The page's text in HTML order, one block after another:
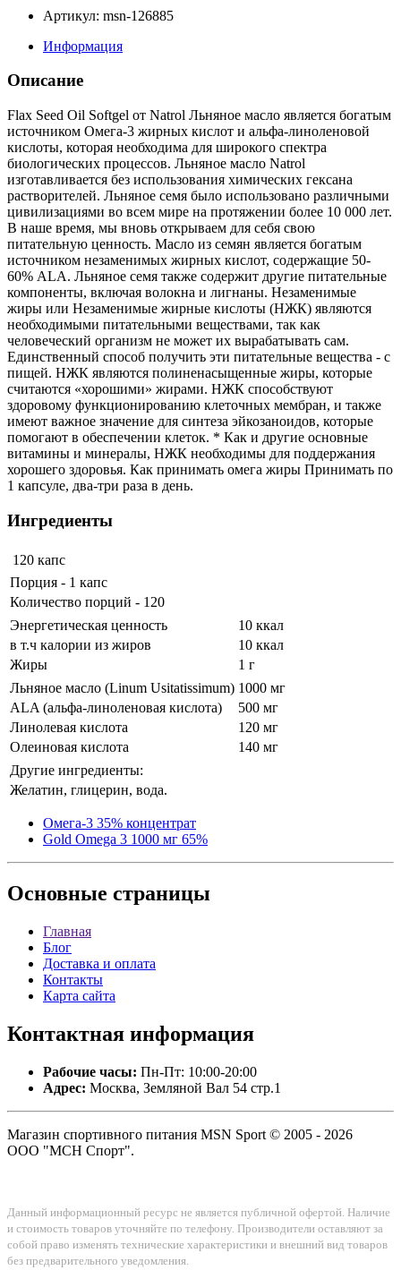
Артикул: msn-126885
Информация
Описание
Flax Seed Oil Softgel от Natrol Льняное масло является богатым
источником Омега-3 жирных кислот и альфа-линоленовой
кислоты, которая необходима для широкого спектра
биологических процессов. Льняное масло Natrol
изготавливается без использования химических гексана
растворителей. Льняное семя было использовано различными
цивилизациями во всем мире на протяжении более 10 000 лет.
В наше время, мы вновь открываем для себя свою
питательную ценность. Масло из семян является богатым
источником незаменимых жирных кислот, содержащие 50-
60% ALA. Льняное семя также содержит другие питательные
компоненты, включая волокна и лигнаны. Незаменимые
жиры или Незаменимые жирные кислоты (НЖК) являются
необходимыми питательными веществами, так как
человеческий организм не может их вырабатывать сам.
Единственный способ получить эти питательные вещества - с
пищей. НЖК являются полиненасыщенные жиры, которые
считаются «хорошими» жирами. НЖК способствуют
здоровому функционированию клеточных мембран, и также
имеют важное значение для синтеза эйкозаноидов, которые
помогают в обеспечении клеток. * Как и другие основные
витамины и минералы, НЖК необходимы для поддержания
хорошего здоровья. Как принимать омега жиры Принимать по
1 капсуле, два-три раза в день.
Ингредиенты
120 капс
Порция - 1 капс
Количество порций - 120
Энергетическая ценность
10 ккал
в т.ч калории из жиров
10 ккал
Жиры
1 г
Льняное масло (Linum Usitatissimum) 1000 мг
ALA (альфа-линоленовая кислота)
500 мг
Линолевая кислота
120 мг
Олеиновая кислота
140 мг
Другие ингредиенты:
Желатин, глицерин, вода.
Омега-3 35% концентрат
Gold Omega 3 1000 мг 65%
Основные страницы
Главная
Блог
Доставка и оплата
Контакты
Карта сайта
Контактная информация
Рабочие часы: Пн-Пт: 10:00-20:00
Адрес: Москва, Земляной Вал 54 стр.1
Магазин спортивного питания MSN Sport © 2005 - 2026
ООО "МСН Спорт".
Данный информационный ресурс не является публичной офертой. Наличие
и стоимость товаров уточняйте по телефону. Производители оставляют за
собой право изменять технические характеристики и внешний вид товаров
без предварительного уведомления.